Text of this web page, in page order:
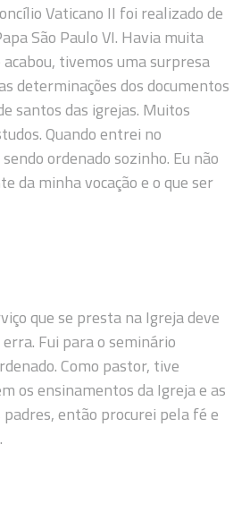
Vaticano II foi realizado de
São Paulo VI. Havia muita
tivemos uma surpresa
determinações dos documentos
santos das igrejas. Muitos
Quando entrei no
ordenado sozinho. Eu não
da minha vocação e o que ser
que se presta na Igreja deve
Fui para o seminário
Como pastor, tive
os ensinamentos da Igreja e as
padres, então procurei pela fé e